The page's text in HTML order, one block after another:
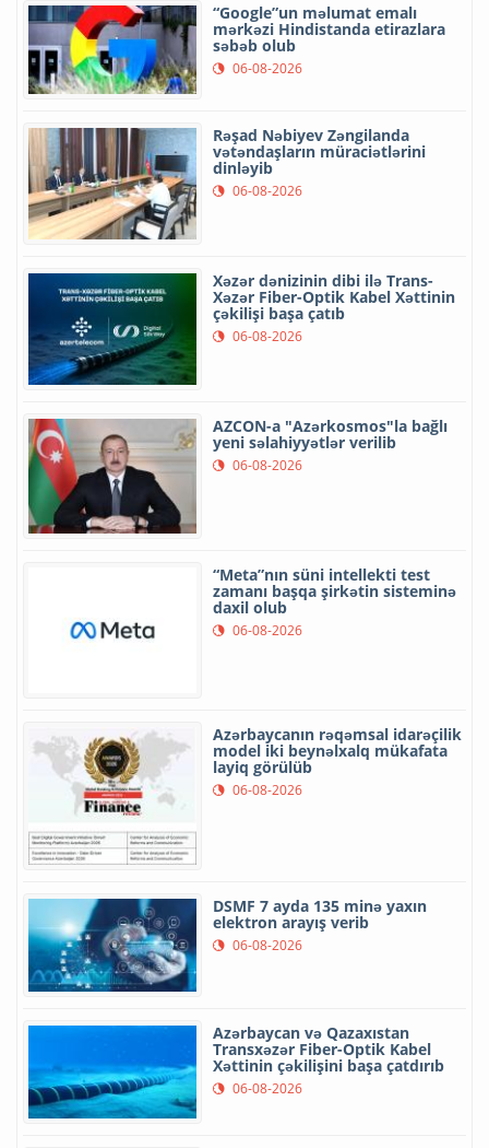
“Google”un məlumat emalı
mərkəzi Hindistanda etirazlara
səbəb olub
06-08-2026
Rəşad Nəbiyev Zəngilanda
vətəndaşların müraciətlərini
dinləyib
06-08-2026
Xəzər dənizinin dibi ilə Trans-
Xəzər Fiber-Optik Kabel Xəttinin
çəkilişi başa çatıb
06-08-2026
AZCON-a "Azərkosmos"la bağlı
yeni səlahiyyətlər verilib
06-08-2026
“Meta”nın süni intellekti test
zamanı başqa şirkətin sisteminə
daxil olub
06-08-2026
Azərbaycanın rəqəmsal idarəçilik
model iki beynəlxalq mükafata
layiq görülüb
06-08-2026
DSMF 7 ayda 135 minə yaxın
elektron arayış verib
06-08-2026
Azərbaycan və Qazaxıstan
Transxəzər Fiber-Optik Kabel
Xəttinin çəkilişini başa çatdırıb
06-08-2026